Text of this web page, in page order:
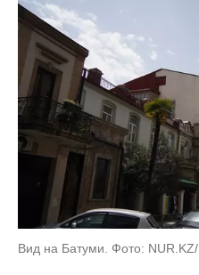
Вид на Батуми. Фото: